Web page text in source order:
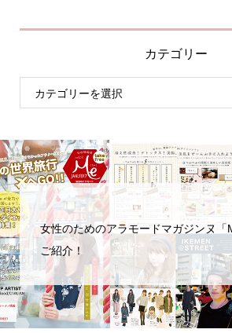
カテゴリー
女性のためのアラモードマガジンヌ「
ご紹介！